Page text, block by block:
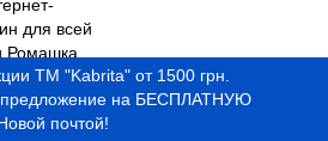
ТМ "Kabrita" от 1500 грн.
предложение на БЕСПЛАТНУЮ
почтой!